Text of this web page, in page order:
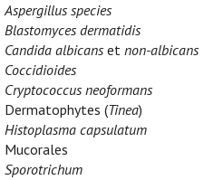
Aspergillus species
Blastomyces dermatidis
Candida albicans et non-albicans
Coccidioides
Cryptococcus neoformans
Dermatophytes (Tinea)
Histoplasma capsulatum
Mucorales
Sporotrichum